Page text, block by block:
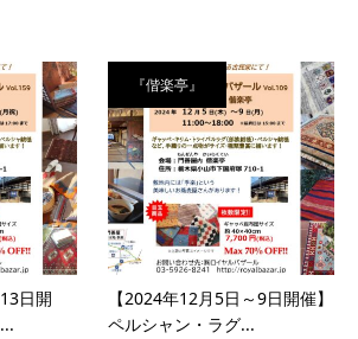
日開
『偕楽亭』
【2024年12月5日～9日開催】
ペルシャン・ラグ...